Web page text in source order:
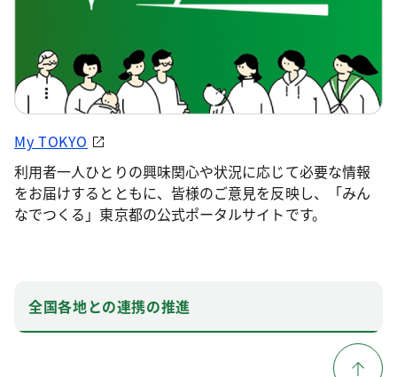
My TOKYO
利用者一人ひとりの興味関心や状況に応じて必要な情報
をお届けするとともに、皆様のご意見を反映し、「みん
なでつくる」東京都の公式ポータルサイトです。
全国各地との連携の推進